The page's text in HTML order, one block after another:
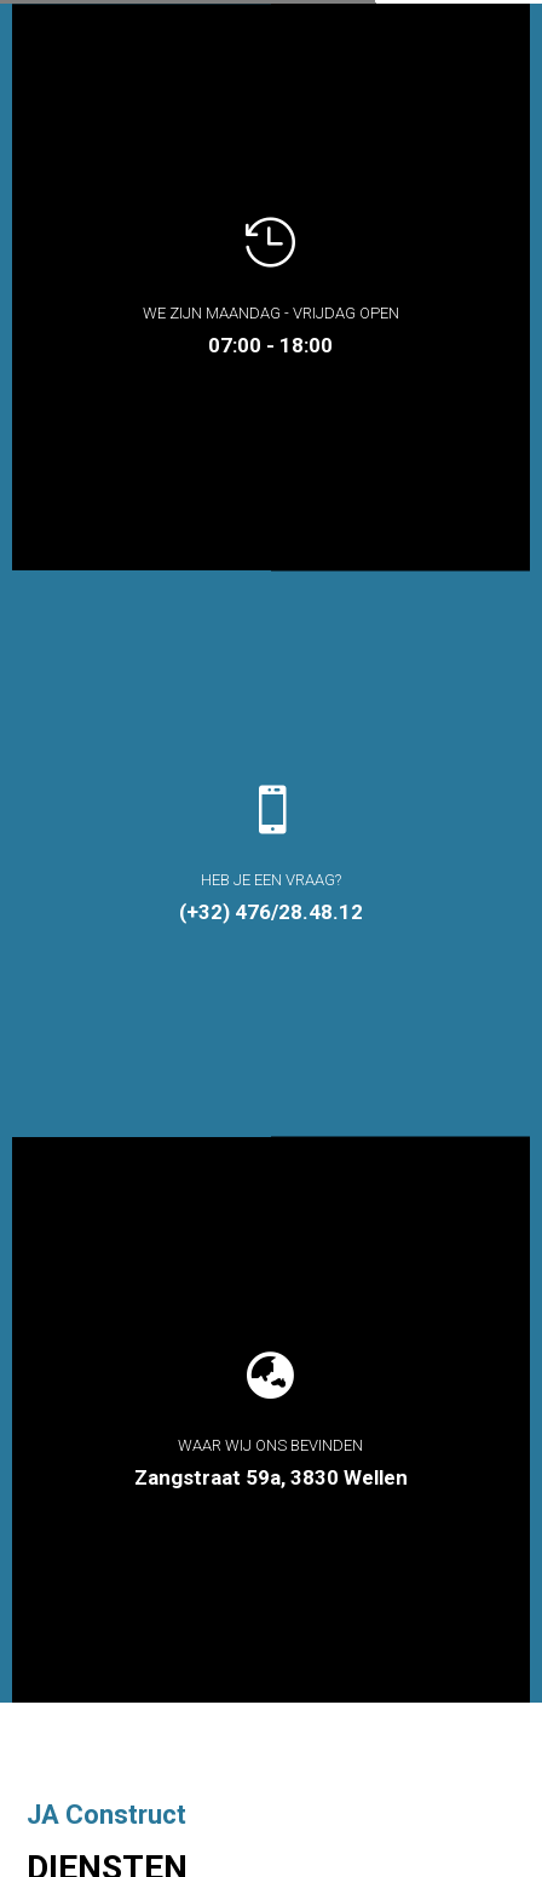

WE ZIJN MAANDAG - VRIJDAG OPEN
07:00 - 18:00

HEB JE EEN VRAAG?
(+32) 476/28.48.12

WAAR WIJ ONS BEVINDEN
Zangstraat 59a, 3830 Wellen
JA Construct
DIENSTEN